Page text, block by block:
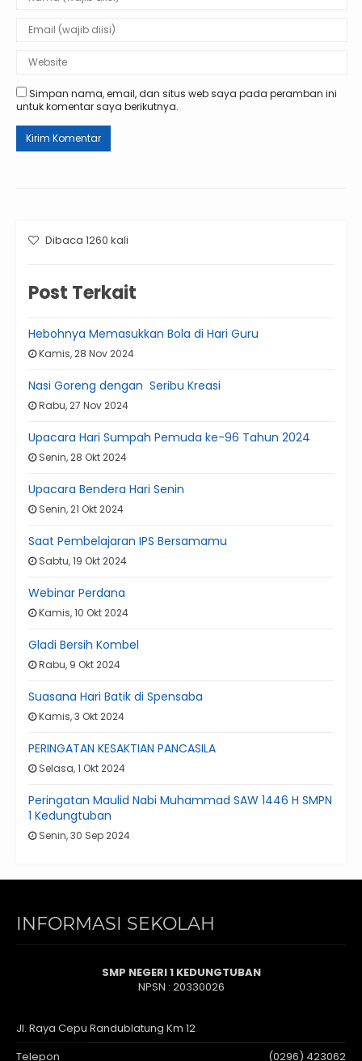
Simpan nama, email, dan situs web saya pada peramban ini
untuk komentar saya berikutnya.
Dibaca 1260 kali
Post Terkait
Hebohnya Memasukkan Bola di Hari Guru
Kamis, 28 Nov 2024
Nasi Goreng dengan Seribu Kreasi
Rabu, 27 Nov 2024
Upacara Hari Sumpah Pemuda ke-96 Tahun 2024
Senin, 28 Okt 2024
Upacara Bendera Hari Senin
Senin, 21 Okt 2024
Saat Pembelajaran IPS Bersamamu
Sabtu, 19 Okt 2024
Webinar Perdana
Kamis, 10 Okt 2024
Gladi Bersih Kombel
Rabu, 9 Okt 2024
Suasana Hari Batik di Spensaba
Kamis, 3 Okt 2024
PERINGATAN KESAKTIAN PANCASILA
Selasa, 1 Okt 2024
Peringatan Maulid Nabi Muhammad SAW 1446 H SMPN
1 Kedungtuban
Senin, 30 Sep 2024
INFORMASI SEKOLAH
SMP NEGERI 1 KEDUNGTUBAN
NPSN : 20330026
Jl. Raya Cepu Randublatung Km 12
Telepon
(0296) 423062